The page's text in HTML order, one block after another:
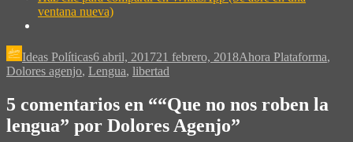
ventana nueva)
Ideas Políticas6 abril, 201721 febrero, 2018Ahora Plataforma,
Dolores agenjo, Lengua, libertad
5 comentarios en ““Que no nos roben la
lengua” por Dolores Agenjo”